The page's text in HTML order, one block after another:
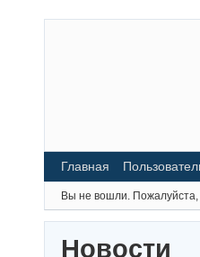
Главная
Вы не вошли. Пожалуйста,
Новости